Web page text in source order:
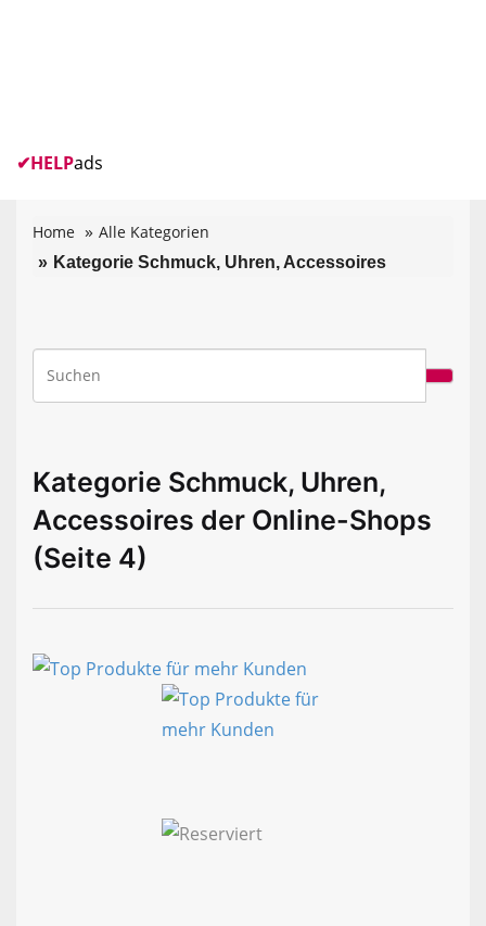
✔HELPads
Home Alle Kategorien
Kategorie Schmuck, Uhren, Accessoires
Kategorie Schmuck, Uhren,
Accessoires der Online-Shops
(Seite 4)